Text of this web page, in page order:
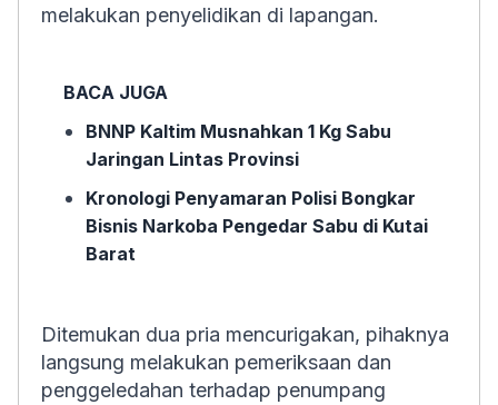
melakukan penyelidikan di lapangan.
BACA JUGA
BNNP Kaltim Musnahkan 1 Kg Sabu
Jaringan Lintas Provinsi
Kronologi Penyamaran Polisi Bongkar
Bisnis Narkoba Pengedar Sabu di Kutai
Barat
Ditemukan dua pria mencurigakan, pihaknya
langsung melakukan pemeriksaan dan
penggeledahan terhadap penumpang